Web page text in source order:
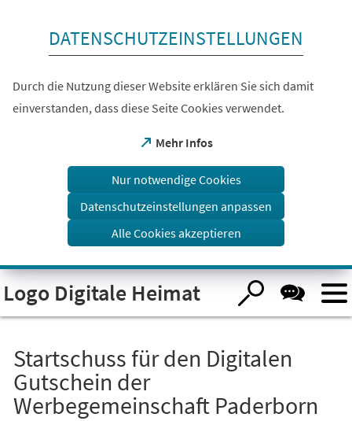
Visuelle
Assistenzsoftware
öffnen.
DATENSCHUTZEINSTELLUNGEN
Durch die Nutzung dieser Website erklären Sie sich damit
einverstanden, dass diese Seite Cookies verwendet.
Mehr Infos
(Öffnet
einem
Tab)
Nur notwendige Cookies
Datenschutzeinstellungen anpassen
Alle Cookies akzeptieren
Logo Digitale Heimat
Startschuss für den Digitalen
Gutschein der
Werbegemeinschaft Paderborn